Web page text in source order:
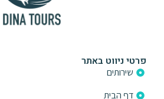
פרטי ניווט באתר
שירותים
דף הבית